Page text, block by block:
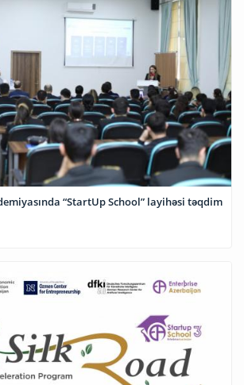
“StartUp School” layihəsi təqdim